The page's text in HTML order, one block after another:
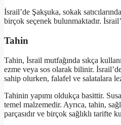
İsrail’de Şakşuka, sokak
birçok seçenek bulunmaktadır.
Tahin
Tahin, İsrail mutfağında sıkça
ezme veya sos olarak bilinir.
sahip olurken, falafel ve salatalara
Tahinin yapımı oldukça basittir.
temel malzemedir. Ayrıca, tahin,
parçasıdır ve birçok sağlıklı tarifte